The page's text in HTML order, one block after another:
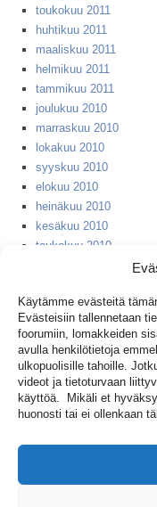
Käytämme evästeitä
Evästeisiin tallennetaan
foorumiin, lomakkeiden
avulla henkilötietoja
ulkopuolisille tahoille.
videot ja tietoturvaan
käyttöä. Mikäli et
huonosti tai ei ollenkaan
toukokuu 2011
huhtikuu 2011
maaliskuu 2011
helmikuu 2011
tammikuu 2011
joulukuu 2010
marraskuu 2010
lokakuu 2010
syyskuu 2010
elokuu 2010
heinäkuu 2010
kesäkuu 2010
toukokuu 2010
huhtikuu 2008
syyskuu 2007
huhtikuu 2006
huhtikuu 2005
huhtikuu 2004
huhtikuu 2003
huhtikuu 2002
huhtikuu 2001